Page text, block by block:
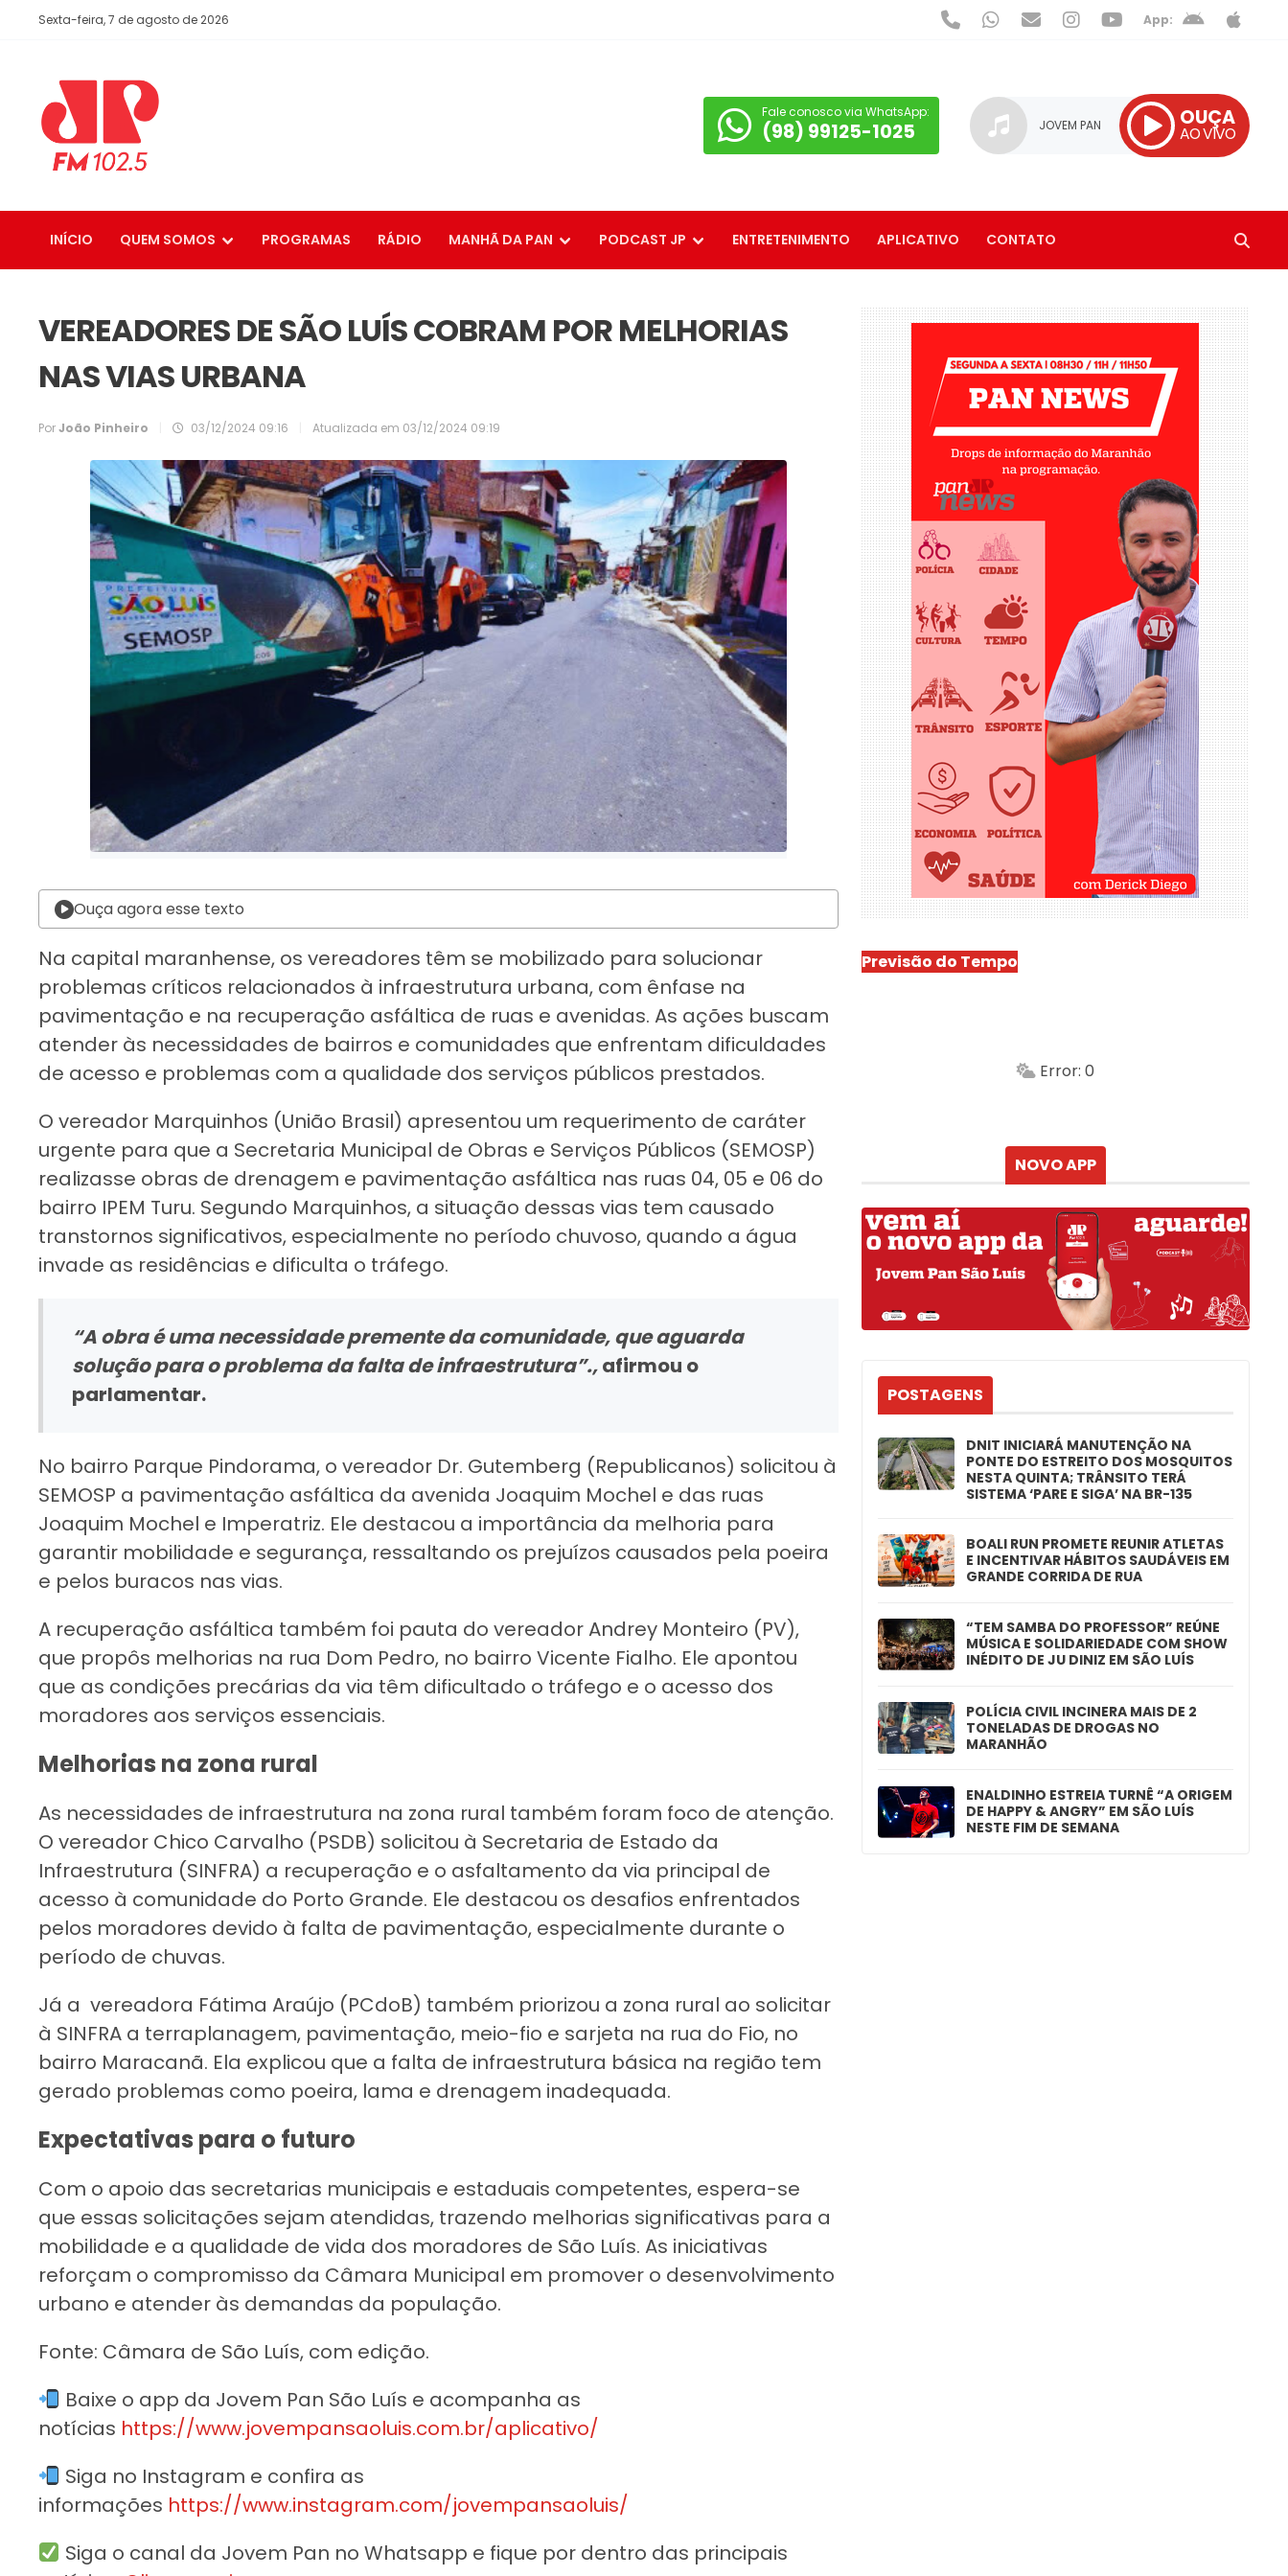
Sexta-feira, 7 de agosto de 2026 App:
Fale conosco via WhatsApp:
(98) 99125-1025 JOVEM PAN OUÇA
AO VIVO
INÍCIO QUEM SOMOS PROGRAMAS RÁDIO MANHÃ DA PAN PODCAST JP ENTRETENIMENTO APLICATIVO CONTATO
VEREADORES DE SÃO LUÍS COBRAM POR MELHORIAS
NAS VIAS URBANA
PorJoão Pinheiro 03/12/2024 09:16 Atualizada em 03/12/2024 09:19
Ouça agora esse texto
Na capital maranhense, os vereadores têm se mobilizado para solucionar
problemas críticos relacionados à infraestrutura urbana, com ênfase na
pavimentação e na recuperação asfáltica de ruas e avenidas. As ações buscam
atender às necessidades de bairros e comunidades que enfrentam dificuldades
de acesso e problemas com a qualidade dos serviços públicos prestados.
O vereador Marquinhos (União Brasil) apresentou um requerimento de caráter
urgente para que a Secretaria Municipal de Obras e Serviços Públicos (SEMOSP)
realizasse obras de drenagem e pavimentação asfáltica nas ruas 04, 05 e 06 do
bairro IPEM Turu. Segundo Marquinhos, a situação dessas vias tem causado
transtornos significativos, especialmente no período chuvoso, quando a água
invade as residências e dificulta o tráfego.
“A obra é uma necessidade premente da comunidade, que aguarda
solução para o problema da falta de infraestrutura”.,afirmou o
parlamentar.
No bairro Parque Pindorama, o vereador Dr. Gutemberg (Republicanos) solicitou à
SEMOSP a pavimentação asfáltica da avenida Joaquim Mochel e das ruas
Joaquim Mochel e Imperatriz. Ele destacou a importância da melhoria para
garantir mobilidade e segurança, ressaltando os prejuízos causados pela poeira
e pelos buracos nas vias.
A recuperação asfáltica também foi pauta do vereador Andrey Monteiro (PV),
que propôs melhorias na rua Dom Pedro, no bairro Vicente Fialho. Ele apontou
que as condições precárias da via têm dificultado o tráfego e o acesso dos
moradores aos serviços essenciais.
Melhorias na zona rural
As necessidades de infraestrutura na zona rural também foram foco de atenção.
O vereador Chico Carvalho (PSDB) solicitou à Secretaria de Estado da
Infraestrutura (SINFRA) a recuperação e o asfaltamento da via principal de
acesso à comunidade do Porto Grande. Ele destacou os desafios enfrentados
pelos moradores devido à falta de pavimentação, especialmente durante o
período de chuvas.
Já a vereadora Fátima Araújo (PCdoB) também priorizou a zona rural ao solicitar
à SINFRA a terraplanagem, pavimentação, meio-fio e sarjeta na rua do Fio, no
bairro Maracanã. Ela explicou que a falta de infraestrutura básica na região tem
gerado problemas como poeira, lama e drenagem inadequada.
Expectativas para o futuro
Com o apoio das secretarias municipais e estaduais competentes, espera-se
que essas solicitações sejam atendidas, trazendo melhorias significativas para a
mobilidade e a qualidade de vida dos moradores de São Luís. As iniciativas
reforçam o compromisso da Câmara Municipal em promover o desenvolvimento
urbano e atender às demandas da população.
Fonte: Câmara de São Luís, com edição.
Baixe o app da Jovem Pan São Luís e acompanha as
notícias https://www.jovempansaoluis.com.br/aplicativo/
Siga no Instagram e confira as
informações https://www.instagram.com/jovempansaoluis/
Siga o canal da Jovem Pan no Whatsapp e fique por dentro das principais
Previsão do Tempo
Min.
Error: 0
NOVO APP
POSTAGENS
DNIT INICIARÁ MANUTENÇÃO NA
PONTE DO ESTREITO DOS MOSQUITOS
NESTA QUINTA; TRÂNSITO TERÁ
SISTEMA ‘PARE E SIGA’ NA BR-135
BOALI RUN PROMETE REUNIR ATLETAS
E INCENTIVAR HÁBITOS SAUDÁVEIS EM
GRANDE CORRIDA DE RUA
“TEM SAMBA DO PROFESSOR” REÚNE
MÚSICA E SOLIDARIEDADE COM SHOW
INÉDITO DE JU DINIZ EM SÃO LUÍS
POLÍCIA CIVIL INCINERA MAIS DE 2
TONELADAS DE DROGAS NO
MARANHÃO
ENALDINHO ESTREIA TURNÊ “A ORIGEM
DE HAPPY & ANGRY” EM SÃO LUÍS
NESTE FIM DE SEMANA